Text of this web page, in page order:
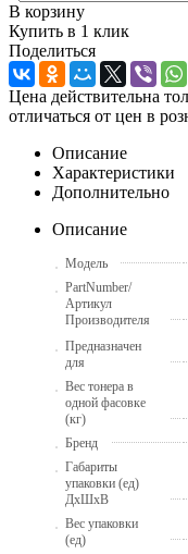
В корзину
Купить в 1 клик
Поделиться
Цена действительна
отличаться от цен в
Описание
Характеристики
Дополнительно
Описание
Модель
PartNumber/
Артикул
Производителя
Предназначен
для
Вес тонера в
одной фасовке
(кг)
Бренд
Габариты
упаковки (ед)
ДхШхВ
Вес упаковки
(ед)